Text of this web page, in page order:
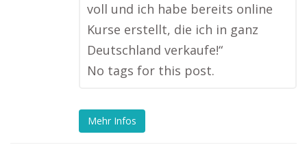
voll und ich habe bereits online
Kurse erstellt, die ich in ganz
Deutschland verkaufe!“
No tags for this post.
Mehr Infos